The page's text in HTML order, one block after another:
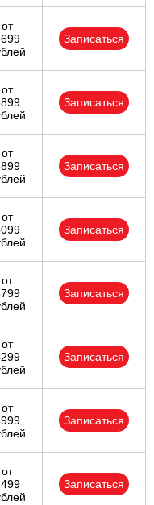
от
Записаться
от
Записаться
от
Записаться
от
Записаться
от
Записаться
от
Записаться
от
Записаться
от
Записаться